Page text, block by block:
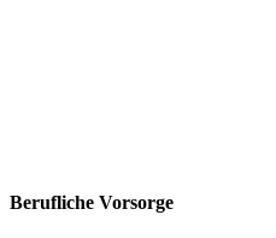
Berufliche Vorsorge